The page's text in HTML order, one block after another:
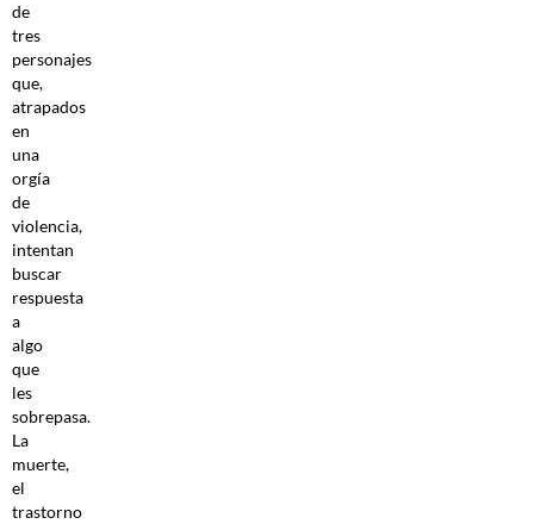
de
tres
personajes
que,
atrapados
en
una
orgía
de
violencia,
intentan
buscar
respuesta
a
algo
que
les
sobrepasa.
La
muerte,
el
trastorno